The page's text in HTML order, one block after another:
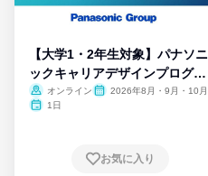
【大学1・2年生対象】パナソニ
ックキャリアデザインプログラ
ム
オンライン
2026年8月・9月・10月
1日
お気に入り